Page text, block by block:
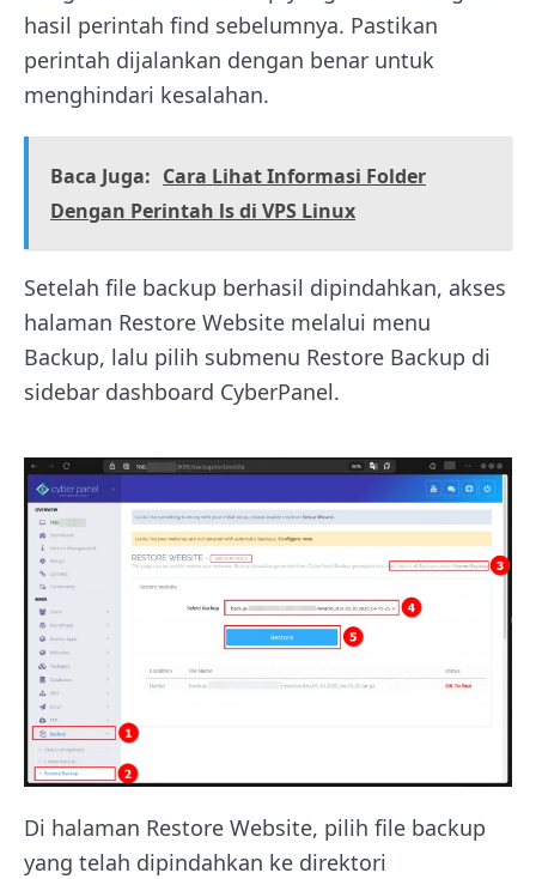
hasil perintah find sebelumnya. Pastikan
perintah dijalankan dengan benar untuk
menghindari kesalahan.
Baca Juga: Cara Lihat Informasi Folder
Dengan Perintah ls di VPS Linux
Setelah file backup berhasil dipindahkan, akses
halaman Restore Website melalui menu
Backup, lalu pilih submenu Restore Backup di
sidebar dashboard CyberPanel.
Di halaman Restore Website, pilih file backup
yang telah dipindahkan ke direktori